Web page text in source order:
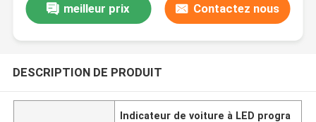
meilleur prix
Contactez nous
DESCRIPTION DE PRODUIT
Indicateur de voiture à LED progra